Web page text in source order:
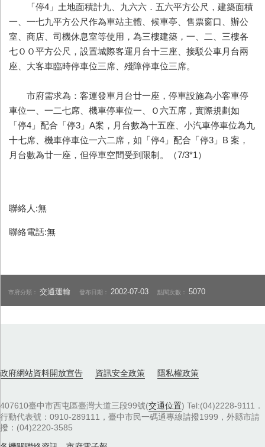
「停4」土地面積計九、九六六．五六平方公尺，建築面積
一、一七九平方公尺作為車站主體、候車亭、售票窗口、辦公
室、商店、司機休息室等使用，為三樓建築，一、二、三樓各
七ＯＯ平方公尺，設置城際客運月台十三座、接駁公車月台兩
座、大客車臨時停車位三席、殘障停車位三席。
市府需求為：客運發車月台廿一座，停車設施為小客車停
車位一、一二七席、機車停車位一、Ｏ六五席，實際規劃如
「停4」配合「停3」A案，月台數為十五座、小汽車停車位為九
十七席、機車停車位一六二席，如「停4」配合「停3」B 案，
月台數為廿一座，但停車空間受到限制。（7/3*1）
聯絡人:無
聯絡電話:無
市府分類：交通運輸 發布日期： 2002-07-03 點閱次數：5070
政府網站資料開放宣告 資訊安全政策 隱私權政策
407610臺中市西屯區臺灣大道三段99號(交通位置) Tel:(04)2228-9111．
行動代表號：0910-289111，臺中市民一碼通專線請撥1999，外縣市請
撥：(04)2220-3585